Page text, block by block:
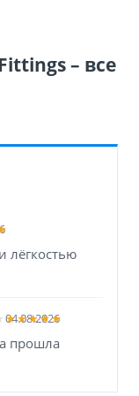
– все
лёгкостью
04.08.2026
прошла